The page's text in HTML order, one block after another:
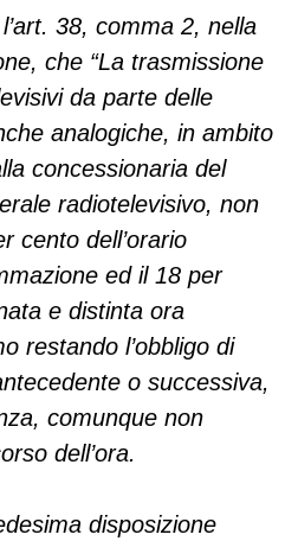
38, comma 2, nella
che “La trasmissione
da parte delle
analogiche, in ambito
concessionaria del
radiotelevisivo, non
cento dell’orario
ed il 18 per
e distinta ora
restando l’obbligo di
o successiva,
comunque non
dell’ora.
disposizione